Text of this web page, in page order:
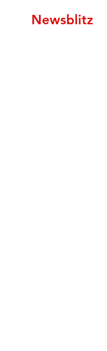
Newsblitz